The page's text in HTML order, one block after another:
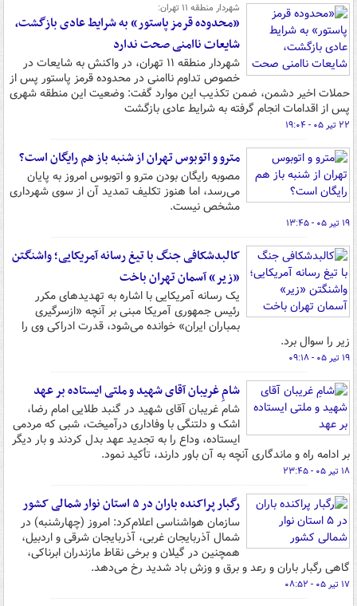
شهردار منطقه ۱۱ تهران:
«محدوده قرمز پاستور» به شرایط عادی بازگشت،
شایعات ناامنی صحت ندارد
شهردار منطقه ۱۱ تهران، در واکنش به شایعات در
خصوص تداوم ناامنی در محدوده قرمز پاستور پس از
حملات اخیر دشمن، ضمن تکذیب این موارد گفت: وضعیت این منطقه شهری
پس از اقدامات انجام گرفته به شرایط عادی بازگشت
۲۲ تیر ۰۵ - ۱۹:۰۴
مترو و اتوبوس تهران از شنبه باز هم رایگان است؟
مصوبه رایگان بودن مترو و اتوبوس امروز به پایان
می‌رسد، اما هنوز تکلیف تمدید آن از سوی شهرداری
مشخص نیست.
۱۹ تیر ۰۵ - ۱۳:۴۵
کالبدشکافی جنگ با تیغ رسانه آمریکایی؛ واشنگتن
«زیر» آسمان تهران باخت
یک رسانه آمریکایی با اشاره به تهدیدهای مکرر
رئیس جمهوری آمریکا مبنی بر آنچه «ازسرگیری
بمباران ایران» خوانده می‌شود، قدرت ادراکی وی را
زیر را سوال برد.
۱۹ تیر ۰۵ - ۰۹:۱۸
شامِ غریبان آقای شهید و ملتی ایستاده بر عهد
شام غریبان آقای شهید در گنبد طلایی امام رضا،
اشک و دلتنگی با وفاداری درآمیخت، شبی که مردمی
ایستاده، وداع را به تجدید عهد بدل کردند و بار دیگر
بر ادامه راه و ماندگاری آنچه به آن باور دارند، تأکید نمود.
۱۸ تیر ۰۵ - ۲۳:۴۵
رگبار پراکنده باران در ۵ استان نوار شمالی کشور
سازمان هواشناسی اعلام‌کرد: امروز (چهارشنبه) در
شمال آذربایجان غربی، آذربایجان شرقی و اردبیل،
همچنین در گیلان و برخی نقاط مازندران ابرناکی،
گاهی رگبار باران و رعد و برق و وزش باد شدید رخ می‌دهد.
۱۷ تیر ۰۵ - ۰۸:۵۲